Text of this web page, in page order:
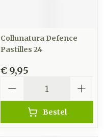
Collunatura Defence
Pastilles 24
€ 9,95
Bestel